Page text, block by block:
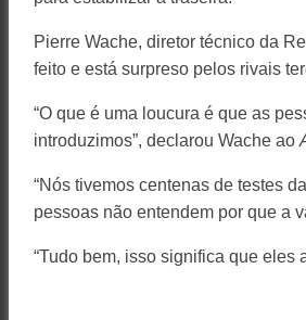
Pierre Wache, diretor técnico da
feito e está surpreso pelos rivais
“O que é uma loucura é que as
introduzimos”, declarou Wache ao
“Nós tivemos centenas de testes
pessoas não entendem por que a
“Tudo bem, isso significa que eles